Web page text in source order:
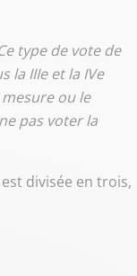
type de vote de
la IIIe et la IVe
ou le
pas voter la
divisée en trois,